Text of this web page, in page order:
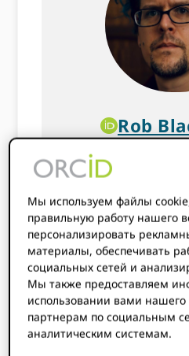
Rob
Роб
который
актуальном
помогает с
связующим
Мы используем файлы
правильную работу нашего
персонализировать
материалы, обеспечивать
социальных сетей и
Мы также предоставляем
использовании вами нашего
партнерам по социальным
аналитическим системам.